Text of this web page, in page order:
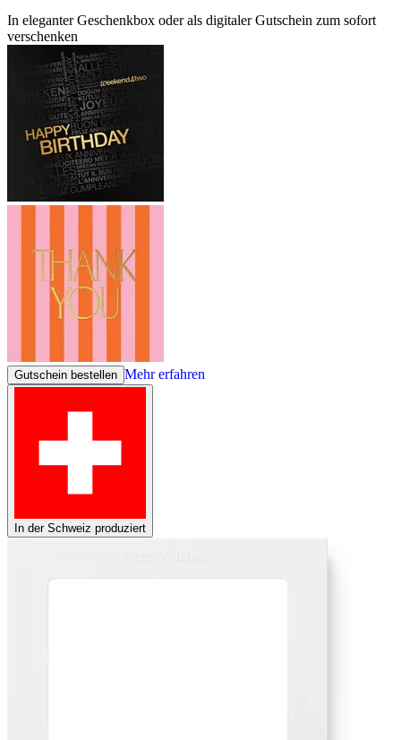
In eleganter Geschenkbox oder als digitaler Gutschein zum sofort
verschenken
Gutschein bestellen Mehr erfahren
In der Schweiz produziert